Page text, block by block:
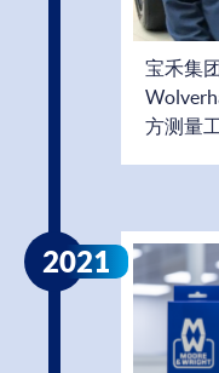
宝禾集
方测量
2021